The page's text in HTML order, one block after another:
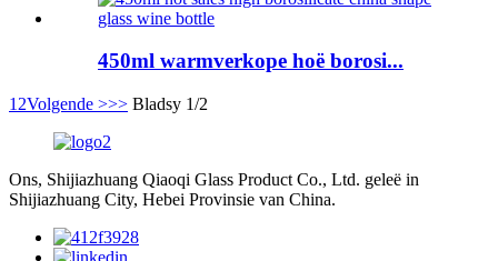
450ml warmverkope hoë borosi...
1 2Volgende >>> Bladsy 1/2
Ons, Shijiazhuang Qiaoqi Glass Product Co., Ltd. geleë in
Shijiazhuang City, Hebei Provinsie van China.